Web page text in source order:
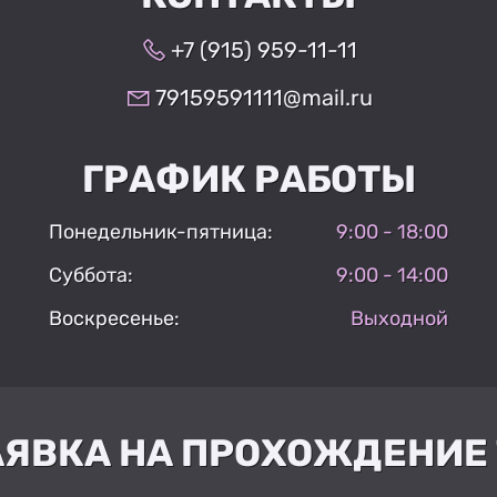
+7 (915) 959-11-11
79159591111@mail.ru
ГРАФИК РАБОТЫ
Понедельник-пятница:
9:00 - 18:00
Суббота:
9:00 - 14:00
Воскресенье:
Выходной
НА ПРОХОЖДЕНИЕ